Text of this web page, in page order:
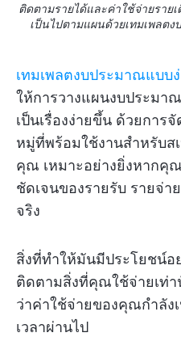
ติดตามรายได้และค่าใช้จ่ายราย
เป็นไปตามแผนด้วยเทมเพลต
เทมเพลตงบประมาณแบบ
ให้การวางแผนงบประมา
เป็นเรื่องง่ายขึ้น ด้วยการ
หมู่ที่พร้อมใช้งานสำหรับส
คุณ เหมาะอย่างยิ่งหากคุ
ชัดเจนของรายรับ รายจ่
จริง
สิ่งที่ทำให้มันมีประโยชน์อ
ติดตามสิ่งที่คุณใช้จ่ายเท่
ว่าค่าใช้จ่ายของคุณกำลัง
เวลาผ่านไป